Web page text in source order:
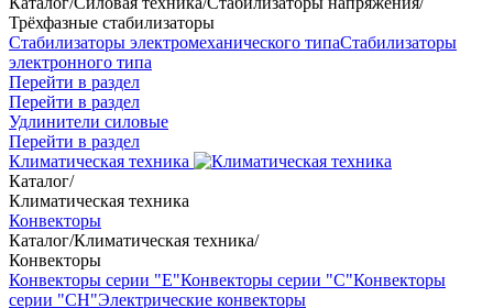
Трёхфазные стабилизаторы
Стабилизаторы электромеханического типаСтабилизаторы
электронного типа
Перейти в раздел
Перейти в раздел
Удлинители силовые
Перейти в раздел
Климатическая техника
Каталог/
Климатическая техника
Конвекторы
Каталог/Климатическая техника/
Конвекторы
Конвекторы серии "Е"Конвекторы серии "С"Конвекторы
серии "СН"Электрические конвекторы